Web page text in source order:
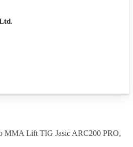
MMA Lift TIG Jasic ARC200 PRO,